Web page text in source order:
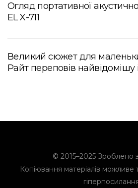
Огляд портативної
EL X-711
Великий сюжет для
Райт переповів найвідомішу
© 2015–2025 Зроблено з
Копіювання матеріалів можливе